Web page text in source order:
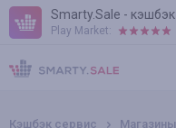
Smarty.Sale - кэшбэк
Play Market:
ПРАВИЛА
ПЛАГИНЫ
Кэшбэк сервис Магазины